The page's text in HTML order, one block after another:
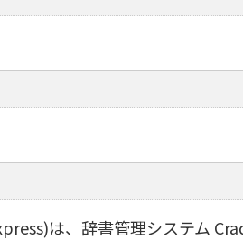
は、辞書管理システム